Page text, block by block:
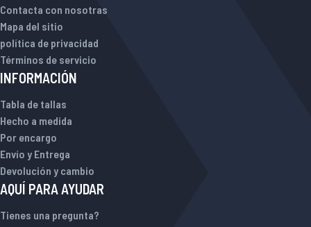
Contacta con nosotras
Mapa del sitio
política de privacidad
Términos de servicio
INFORMACIÓN
Tabla de tallas
Hecho a medida
Por encargo
Envío y Entrega
Devolución y cambio
AQUÍ PARA AYUDAR
Tienes una pregunta?